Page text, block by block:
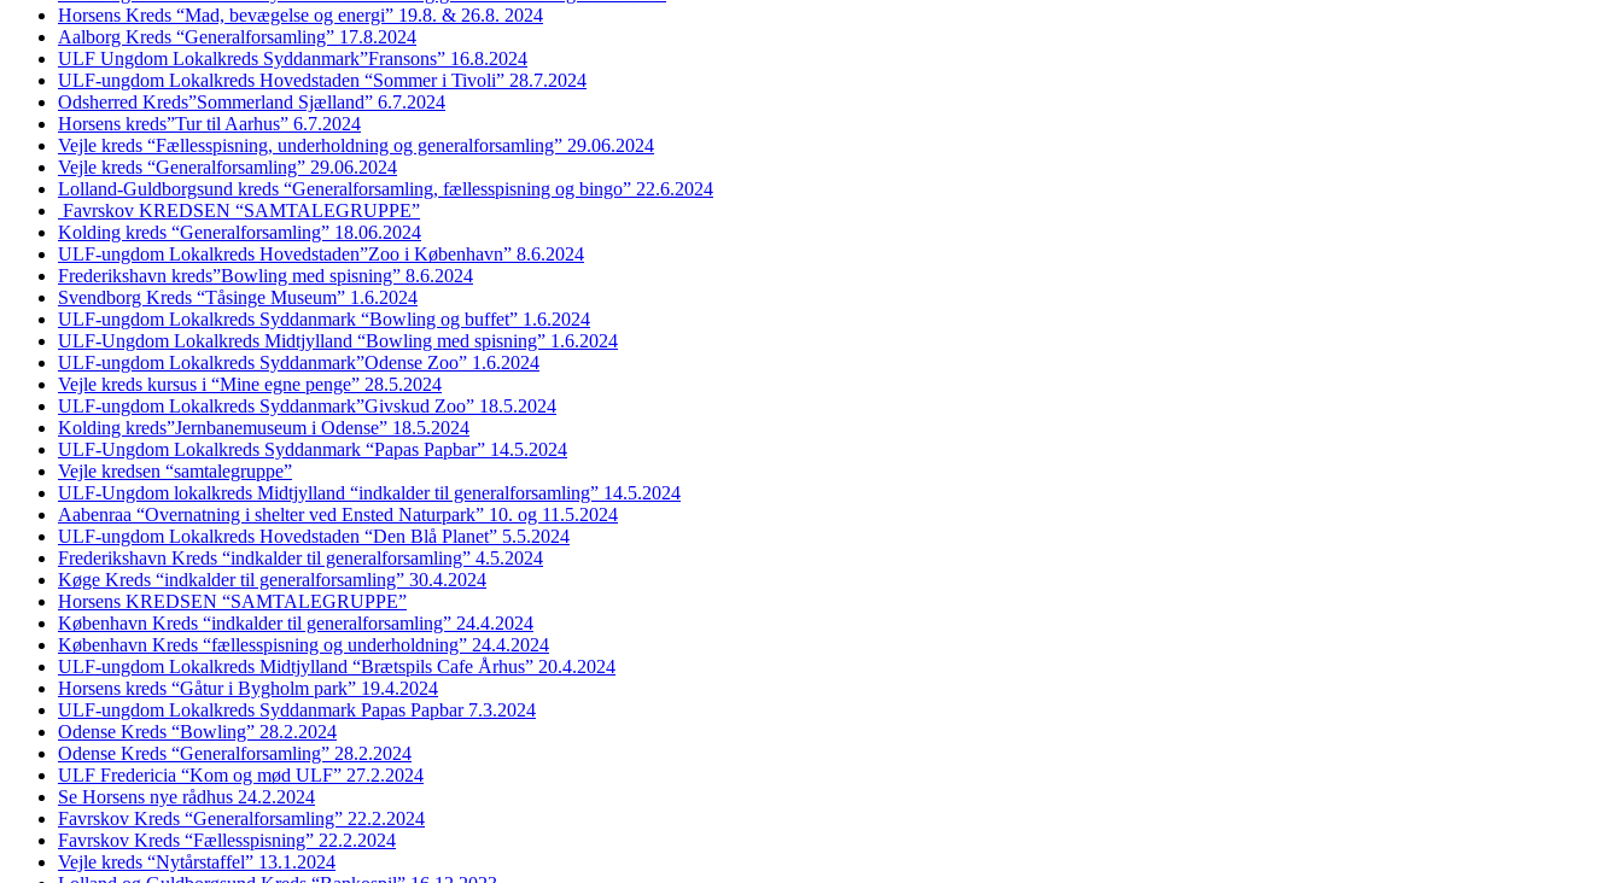
Horsens Kreds “Mad, bevægelse og energi” 19.8. & 26.8. 2024
Aalborg Kreds “Generalforsamling” 17.8.2024
ULF Ungdom Lokalkreds Syddanmark”Fransons” 16.8.2024
ULF-ungdom Lokalkreds Hovedstaden “Sommer i Tivoli” 28.7.2024
Odsherred Kreds”Sommerland Sjælland” 6.7.2024
Horsens kreds”Tur til Aarhus” 6.7.2024
Vejle kreds “Fællesspisning, underholdning og generalforsamling” 29.06.2024
Vejle kreds “Generalforsamling” 29.06.2024
Lolland-Guldborgsund kreds “Generalforsamling, fællesspisning og bingo” 22.6.2024
Favrskov KREDSEN “SAMTALEGRUPPE”
Kolding kreds “Generalforsamling” 18.06.2024
ULF-ungdom Lokalkreds Hovedstaden”Zoo i København” 8.6.2024
Frederikshavn kreds”Bowling med spisning” 8.6.2024
Svendborg Kreds “Tåsinge Museum” 1.6.2024
ULF-ungdom Lokalkreds Syddanmark “Bowling og buffet” 1.6.2024
ULF-Ungdom Lokalkreds Midtjylland “Bowling med spisning” 1.6.2024
ULF-ungdom Lokalkreds Syddanmark”Odense Zoo” 1.6.2024
Vejle kreds kursus i “Mine egne penge” 28.5.2024
ULF-ungdom Lokalkreds Syddanmark”Givskud Zoo” 18.5.2024
Kolding kreds”Jernbanemuseum i Odense” 18.5.2024
ULF-Ungdom Lokalkreds Syddanmark “Papas Papbar” 14.5.2024
Vejle kredsen “samtalegruppe”
ULF-Ungdom lokalkreds Midtjylland “indkalder til generalforsamling” 14.5.2024
Aabenraa “Overnatning i shelter ved Ensted Naturpark” 10. og 11.5.2024
ULF-ungdom Lokalkreds Hovedstaden “Den Blå Planet” 5.5.2024
Frederikshavn Kreds “indkalder til generalforsamling” 4.5.2024
Køge Kreds “indkalder til generalforsamling” 30.4.2024
Horsens KREDSEN “SAMTALEGRUPPE”
København Kreds “indkalder til generalforsamling” 24.4.2024
København Kreds “fællesspisning og underholdning” 24.4.2024
ULF-ungdom Lokalkreds Midtjylland “Brætspils Cafe Århus” 20.4.2024
Horsens kreds “Gåtur i Bygholm park” 19.4.2024
ULF-ungdom Lokalkreds Syddanmark Papas Papbar 7.3.2024
Odense Kreds “Bowling” 28.2.2024
Odense Kreds “Generalforsamling” 28.2.2024
ULF Fredericia “Kom og mød ULF” 27.2.2024
Se Horsens nye rådhus 24.2.2024
Favrskov Kreds “Generalforsamling” 22.2.2024
Favrskov Kreds “Fællesspisning” 22.2.2024
Vejle kreds “Nytårstaffel” 13.1.2024